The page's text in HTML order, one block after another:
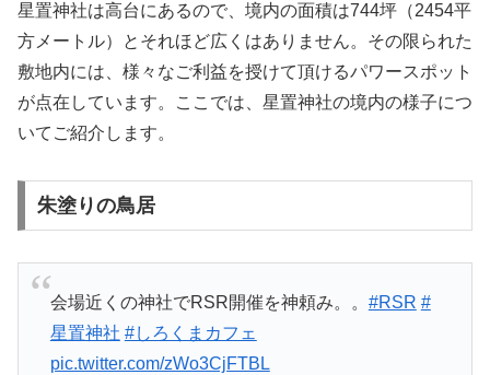
星置神社は高台にあるので、境内の面積は744坪（2454平
方メートル）とそれほど広くはありません。その限られた
敷地内には、様々なご利益を授けて頂けるパワースポット
が点在しています。ここでは、星置神社の境内の様子につ
いてご紹介します。
朱塗りの鳥居
会場近くの神社でRSR開催を神頼み。。 #RSR #
星置神社 #しろくまカフェ
pic.twitter.com/zWo3CjFTBL